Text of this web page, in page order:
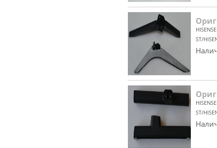
HISENSE
ST/
HISENSE
ST/